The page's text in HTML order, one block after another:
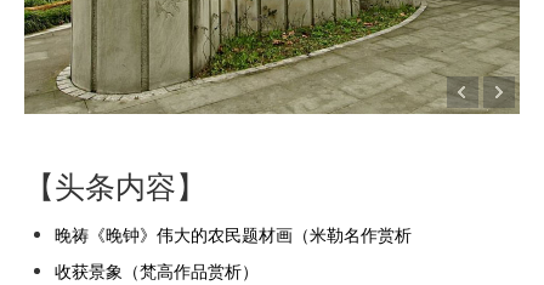
【头条内容】
晚祷《晚钟》伟大的农民题材画（米勒名作赏析
收获景象（梵高作品赏析）